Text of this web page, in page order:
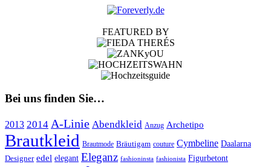
FEATURED BY
Bei uns finden Sie…
2013 2014 A-Linie Abendkleid Anzug Archetipo
Brautkleid Brautmode Bräutigam couture Cymbeline Daalarna
Designer edel elegant Eleganz fashioninsta fashionista Figurbetont